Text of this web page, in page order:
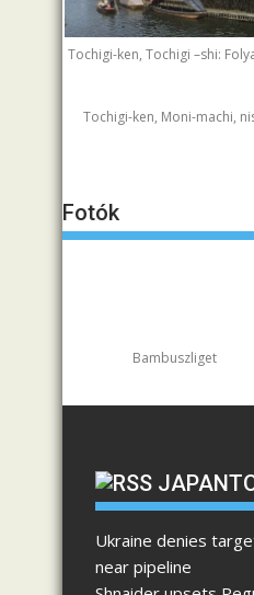
Tochigi-ken, Tochigi –shi:
Tochigi-ken, Moni-machi,
Fotók
Bambuszliget
Ukraine denies
near pipeline